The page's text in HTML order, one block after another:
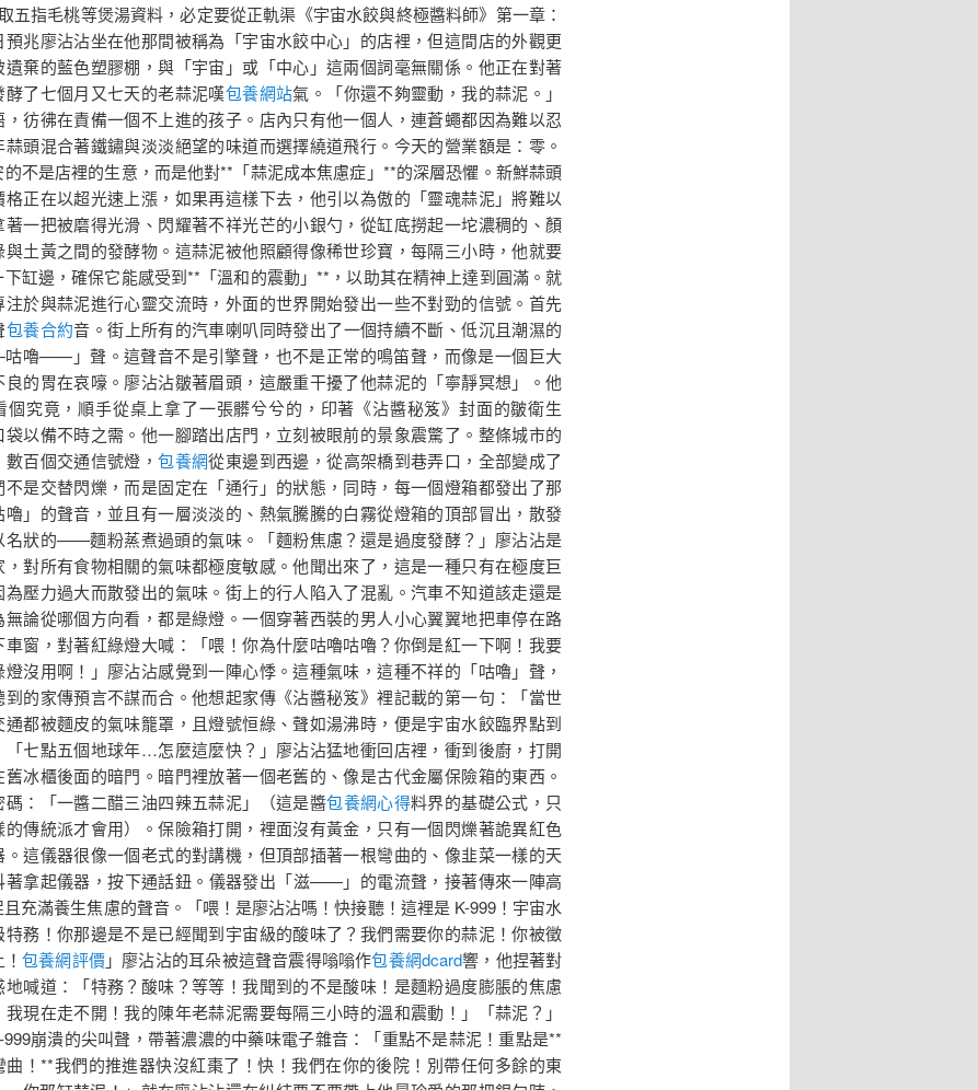
指毛桃等煲湯資料，必定要從正軌渠《宇宙水餃與終極醬料師》第一章：
預兆廖沾沾坐在他那間被稱為「宇宙水餃中心」的店裡，但這間店的外觀更
遺棄的藍色塑膠棚，與「宇宙」或「中心」這兩個詞毫無關係。他正在對著
酵了七個月又七天的老蒜泥嘆包養網站氣。「你還不夠靈動，我的蒜泥。」
，彷彿在責備一個不上進的孩子。店內只有他一個人，連蒼蠅都因為難以忍
蒜頭混合著鐵鏽與淡淡絕望的味道而選擇繞道飛行。今天的營業額是：零。
的不是店裡的生意，而是他對**「蒜泥成本焦慮症」**的深層恐懼。新鮮蒜頭
格正在以超光速上漲，如果再這樣下去，他引以為傲的「靈魂蒜泥」將難以
著一把被磨得光滑、閃耀著不祥光芒的小銀勺，從缸底撈起一坨濃稠的、顏
與土黃之間的發酵物。這蒜泥被他照顧得像稀世珍寶，每隔三小時，他就要
下缸邊，確保它能感受到**「溫和的震動」**，以助其在精神上達到圓滿。就
注於與蒜泥進行心靈交流時，外面的世界開始發出一些不對勁的信號。首先
包養合約音。街上所有的汽車喇叭同時發出了一個持續不斷、低沉且潮濕的
嚕——」聲。這聲音不是引擎聲，也不是正常的鳴笛聲，而像是一個巨大
良的胃在哀嚎。廖沾沾皺著眉頭，這嚴重干擾了他蒜泥的「寧靜冥想」。他
個究竟，順手從桌上拿了一張髒兮兮的，印著《沾醬秘笈》封面的皺衛生
袋以備不時之需。他一腳踏出店門，立刻被眼前的景象震驚了。整條城市的
數百個交通信號燈，包養網從東邊到西邊，從高架橋到巷弄口，全部變成了
不是交替閃爍，而是固定在「通行」的狀態，同時，每一個燈箱都發出了那
嚕」的聲音，並且有一層淡淡的、熱氣騰騰的白霧從燈箱的頂部冒出，散發
名狀的——麵粉蒸煮過頭的氣味。「麵粉焦慮？還是過度發酵？」廖沾沾是
，對所有食物相關的氣味都極度敏感。他聞出來了，這是一種只有在極度巨
為壓力過大而散發出的氣味。街上的行人陷入了混亂。汽車不知道該走還是
無論從哪個方向看，都是綠燈。一個穿著西裝的男人小心翼翼地把車停在路
車窗，對著紅綠燈大喊：「喂！你為什麼咕嚕咕嚕？你倒是紅一下啊！我要
燈沒用啊！」廖沾沾感覺到一陣心悸。這種氣味，這種不祥的「咕嚕」聲，
到的家傳預言不謀而合。他想起家傳《沾醬秘笈》裡記載的第一句：「當世
通都被麵皮的氣味籠罩，且燈號恒綠、聲如湯沸時，便是宇宙水餃臨界點到
「七點五個地球年…怎麼這麼快？」廖沾沾猛地衝回店裡，衝到後廚，打開
舊冰櫃後面的暗門。暗門裡放著一個老舊的、像是古代金屬保險箱的東西。
碼：「一醬二醋三油四辣五蒜泥」（這是醬包養網心得料界的基礎公式，只
的傳統派才會用）。保險箱打開，裡面沒有黃金，只有一個閃爍著詭異紅色
。這儀器很像一個老式的對講機，但頂部插著一根彎曲的、像韭菜一樣的天
著拿起儀器，按下通話鈕。儀器發出「滋——」的電流聲，接著傳來一陣高
且充滿養生焦慮的聲音。「喂！是廖沾沾嗎！快接聽！這裡是 K-999！宇宙水
特務！你那邊是不是已經聞到宇宙級的酸味了？我們需要你的蒜泥！你被徵
！包養網評價」廖沾沾的耳朵被這聲音震得嗡嗡作包養網dcard響，他捏著對
地喊道：「特務？酸味？等等！我聞到的不是酸味！是麵粉過度膨脹的焦慮
我現在走不開！我的陳年老蒜泥需要每隔三小時的溫和震動！」「蒜泥？」
崩潰的尖叫聲，帶著濃濃的中藥味電子雜音：「重點不是蒜泥！重點是**
曲！**我們的推進器快沒紅棗了！快！我們在你的後院！別帶任何多餘的東